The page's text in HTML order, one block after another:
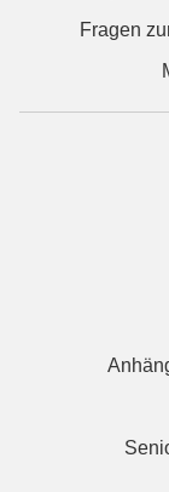
Fragen